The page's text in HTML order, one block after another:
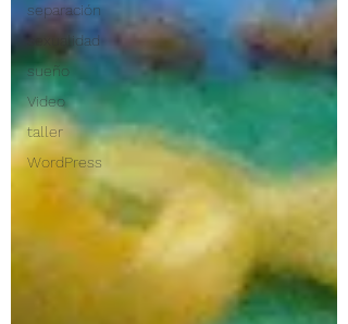
separación
sexualidad
sueño
Video
taller
WordPress